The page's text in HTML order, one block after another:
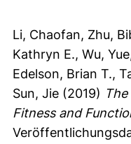
Li, Chaofan, Zhu,
Kathryn E., Wu, Yue
Edelson, Brian T.,
Sun, Jie (2019)
Fitness and